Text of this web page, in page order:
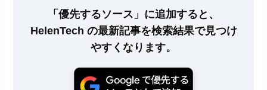
「優先するソース」に追加すると、
HelenTech の最新記事を検索結果で見つけ
やすくなります。